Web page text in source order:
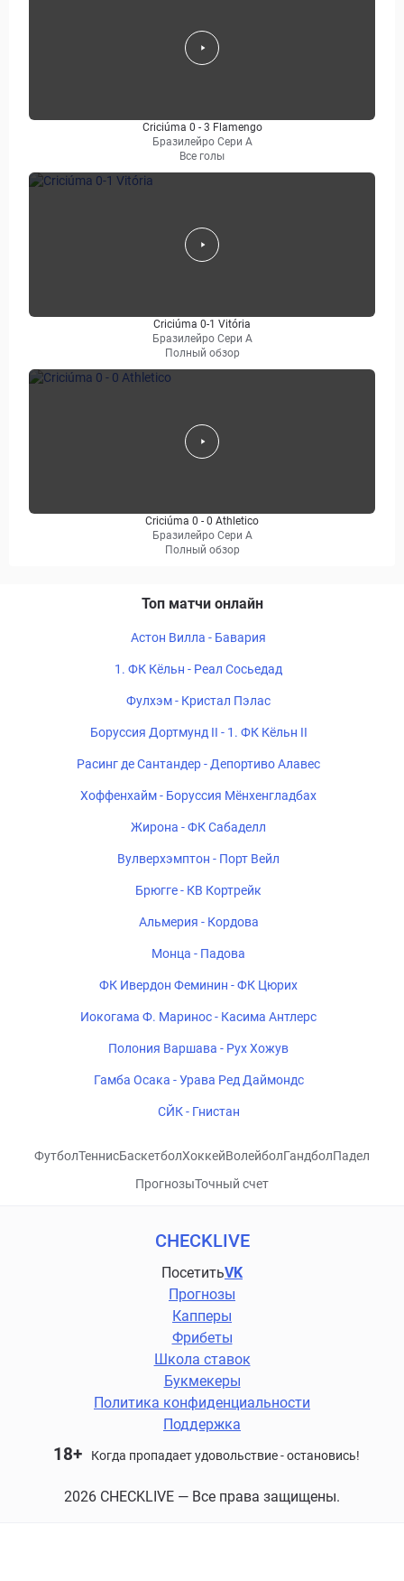
Criciúma 0 - 3 Flamengo
Бразилейро Сери A
Все голы
Criciúma 0-1 Vitória
Бразилейро Сери A
Полный обзор
Criciúma 0 - 0 Athletico
Бразилейро Сери A
Полный обзор
Топ матчи онлайн
Астон Вилла - Бавария
1. ФК Кёльн - Реал Сосьедад
Фулхэм - Кристал Пэлас
Боруссия Дортмунд II - 1. ФК Кёльн II
Расинг де Сантандер - Депортиво Алавес
Хоффенхайм - Боруссия Мёнхенгладбах
Жирона - ФК Сабаделл
Вулверхэмптон - Порт Вейл
Брюгге - КВ Кортрейк
Альмерия - Кордова
Монца - Падова
ФК Ивердон Феминин - ФК Цюрих
Иокогама Ф. Маринос - Касима Антлерс
Полония Варшава - Рух Хожув
Гамба Осака - Урава Ред Даймондс
СЙК - Гнистан
ФутболТеннисБаскетболХоккейВолейболГандболПадел
ПрогнозыТочный счет
CHECKLIVE
ПосетитьVK
Прогнозы
Капперы
Фрибеты
Школа ставок
Букмекеры
Политика конфиденциальности
Поддержка
18+ Когда пропадает удовольствие - остановись!
2026 CHECKLIVE — Все права защищены.